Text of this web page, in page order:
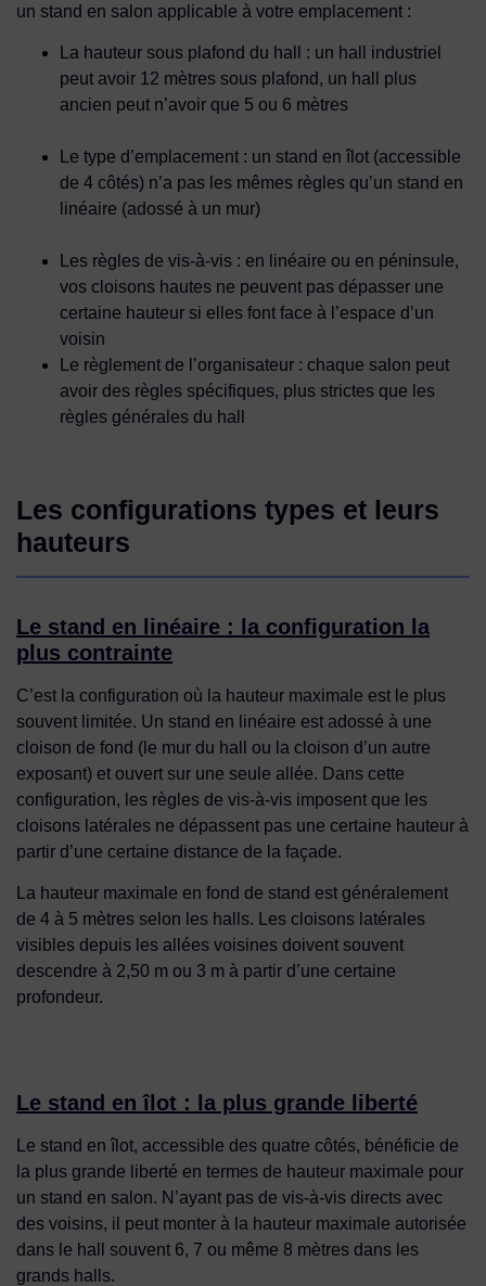
un stand en salon applicable à votre emplacement :
La hauteur sous plafond du hall
: un hall industriel
peut avoir 12 mètres sous plafond, un hall plus
ancien peut n’avoir que 5 ou 6 mètres
Le type d’emplacement : un stand en îlot (accessible
de 4 côtés) n’a pas les mêmes règles qu’un stand en
linéaire (adossé à un mur)
Les règles de vis-à-vis : en linéaire ou en péninsule,
vos cloisons hautes ne peuvent pas dépasser une
certaine hauteur si elles font face à l’espace d’un
voisin
Le règlement de l’organisateur : chaque salon peut
avoir des règles spécifiques, plus strictes que les
règles générales du hall
Les configurations types et leurs
hauteurs
Le stand en linéaire : la configuration la
plus contrainte
C’est la configuration où la hauteur maximale est le plus
souvent limitée. Un stand en linéaire est adossé à une
cloison de fond (le mur du hall ou la cloison d’un autre
exposant) et ouvert sur une seule allée. Dans cette
configuration, les règles de vis-à-vis imposent que les
cloisons latérales ne dépassent pas une certaine hauteur à
partir d’une certaine distance de la façade.
La hauteur maximale en fond de stand est généralement
de 4 à 5 mètres selon les halls. Les cloisons latérales
visibles depuis les allées voisines doivent souvent
descendre à 2,50 m ou 3 m à partir d’une certaine
profondeur.
Le stand en îlot : la plus grande liberté
Le stand en îlot, accessible des quatre côtés, bénéficie de
la plus grande liberté en termes de hauteur maximale pour
un stand en salon. N’ayant pas de vis-à-vis directs avec
des voisins, il peut monter à la hauteur maximale autorisée
dans le hall souvent 6, 7 ou même 8 mètres dans les
grands halls.